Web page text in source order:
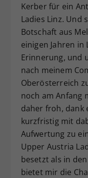
Kerber für ein
Ladies Linz. Und
Botschaft aus
einigen Jahren in
Erinnerung, und
nach meinem
Oberösterreich
noch am Anfang
daher froh, dank
kurzfristig mit
Aufwertung zu
Upper Austria
besetzt als in
bietet mir die